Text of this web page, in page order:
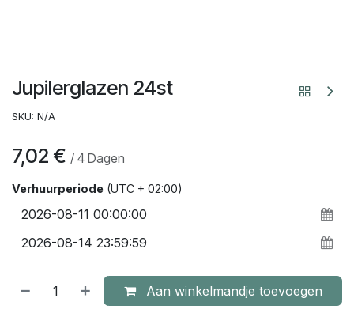
Jupilerglazen 24st
SKU: N/A
7,02 € / 4 Dagen
Verhuurperiode (UTC + 02:00)
Aan winkelmandje toevoegen